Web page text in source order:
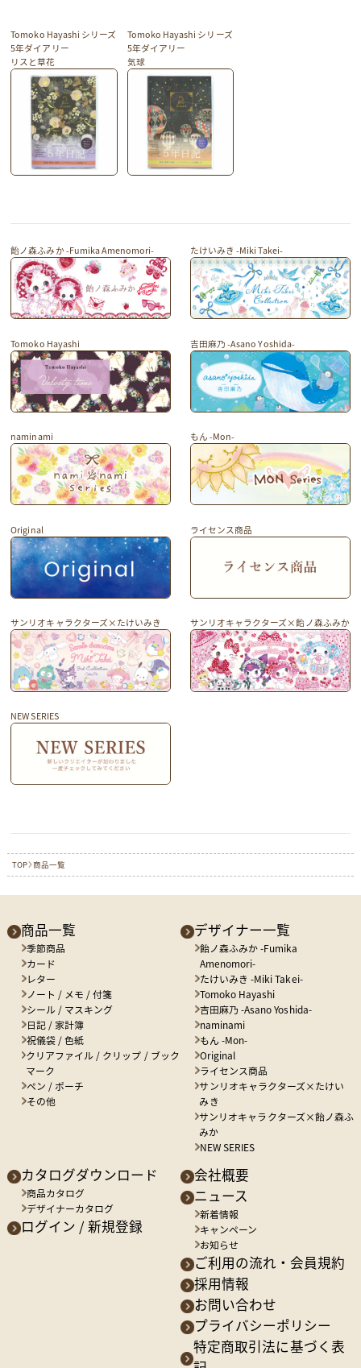
Tomoko Hayashi シリーズ
5年ダイアリー
リスと草花
Tomoko Hayashi シリーズ
5年ダイアリー
気球
飴ノ森ふみか -Fumika Amenomori- たけいみき -Miki Takei-
Tomoko Hayashi 吉田麻乃 -Asano Yoshida-
naminami もん -Mon-
Original ライセンス商品
サンリオキャラクターズ×たけいみき サンリオキャラクターズ×飴ノ森ふみか
NEW SERIES
TOP 商品一覧
商品一覧
季節商品
カード
レター
ノート / メモ / 付箋
シール / マスキング
日記 / 家計簿
祝儀袋 / 色紙
クリアファイル / クリップ / ブック
マーク
ペン / ポーチ
その他
デザイナー一覧
飴ノ森ふみか -Fumika
Amenomori-
たけいみき -Miki Takei-
Tomoko Hayashi
吉田麻乃 -Asano Yoshida-
naminami
もん -Mon-
Original
ライセンス商品
サンリオキャラクターズ×たけい
みき
サンリオキャラクターズ×飴ノ森ふ
みか
NEW SERIES
カタログダウンロード
商品カタログ
デザイナーカタログ
ログイン / 新規登録
会社概要
ニュース
新着情報
キャンペーン
お知らせ
ご利用の流れ・会員規約
採用情報
お問い合わせ
プライバシーポリシー
特定商取引法に基づく表